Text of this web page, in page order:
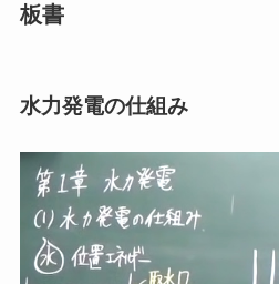
板書
水力発電の仕組み